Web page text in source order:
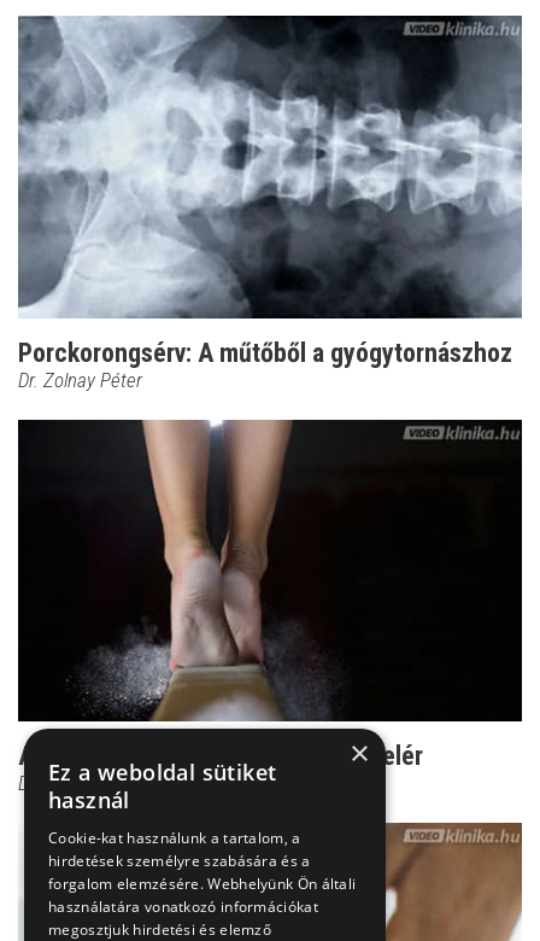
Porckorongsérv: A műtőből a gyógytornászhoz
Dr. Zolnay Péter
Az emberiség átka, ami mindenkit elér
Dr. Kiss Gábor
×
Ez a weboldal sütiket
használ
Cookie-kat használunk a tartalom, a
hirdetések személyre szabására és a
forgalom elemzésére. Webhelyünk Ön általi
használatára vonatkozó információkat
megosztjuk hirdetési és elemző